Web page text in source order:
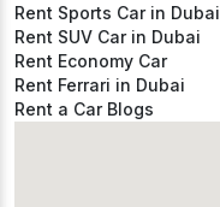
Rent Sports Car in Dubai
Rent SUV Car in Dubai
Rent Economy Car
Rent Ferrari in Dubai
Rent a Car Blogs